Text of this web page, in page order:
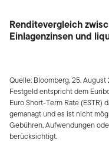
Renditevergleich
Einlagenzinsen und
Quelle: Bloomberg, 25.
Festgeld entspricht dem
Euro Short-Term Rate
gemanagt und es ist nicht
Gebühren, Aufwendungen
berücksichtigt.